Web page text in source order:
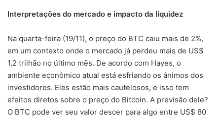
Interpretações do mercado e impacto da liquidez
Na quarta-feira (19/11), o preço do BTC caiu mais de 2%,
em um contexto onde o mercado já perdeu mais de US$
1,2 trilhão no último mês. De acordo com Hayes, o
ambiente econômico atual está esfriando os ânimos dos
investidores. Eles estão mais cautelosos, e isso tem
efeitos diretos sobre o preço do Bitcoin. A previsão dele?
O BTC pode ver seu valor descer para algo entre US$ 80